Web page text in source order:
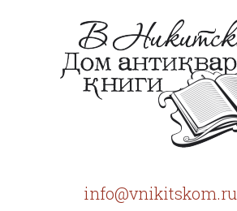
info@vnikitskom.ru